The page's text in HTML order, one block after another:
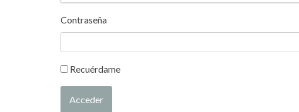
Contraseña
Recuérdame
Acceder